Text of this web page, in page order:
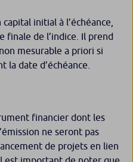
capital initial à l’échéance,
finale de l’indice. Il prend
mesurable a priori si
la date d’échéance.
financier dont les
ne seront pas
de projets en lien